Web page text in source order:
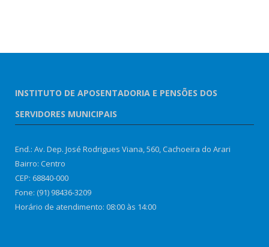
INSTITUTO DE APOSENTADORIA E PENSÕES DOS
SERVIDORES MUNICIPAIS
End.: Av. Dep. José Rodrigues Viana, 560, Cachoeira do Arari
Bairro: Centro
CEP: 68840-000
Fone: (91) 98436-3209
Horário de atendimento: 08:00 às 14:00